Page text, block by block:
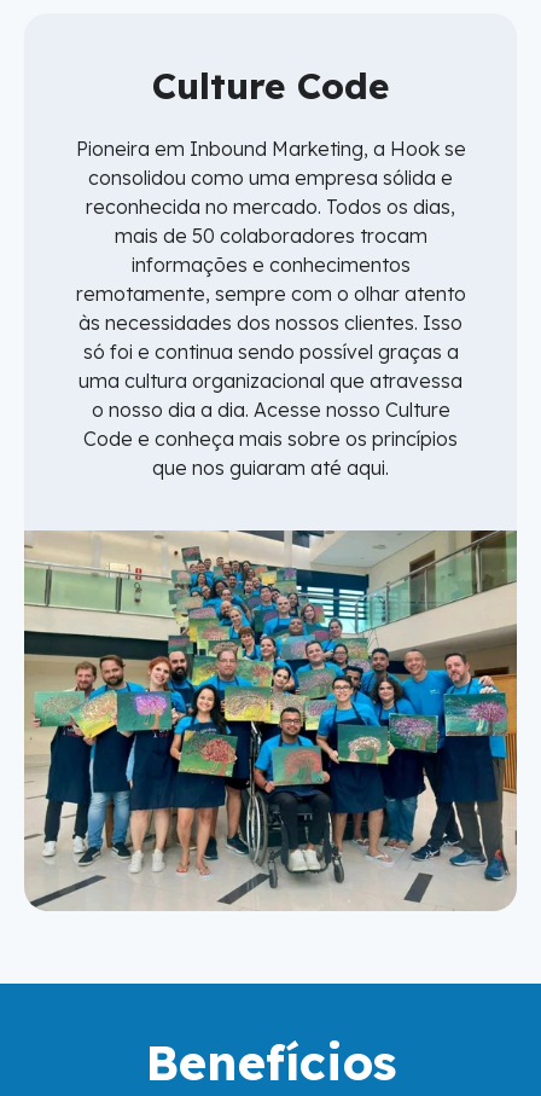
Culture Code
Pioneira em Inbound Marketing, a Hook se
consolidou como uma empresa sólida e
reconhecida no mercado. Todos os dias,
mais de 50 colaboradores trocam
informações e conhecimentos
remotamente, sempre com o olhar atento
às necessidades dos nossos clientes. Isso
só foi e continua sendo possível graças a
uma cultura organizacional que atravessa
o nosso dia a dia. Acesse nosso Culture
Code e conheça mais sobre os princípios
que nos guiaram até aqui.
Benefícios